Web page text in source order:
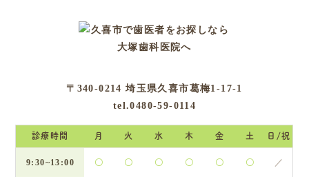
〒340-0214 埼玉県久喜市葛梅1-17-1
tel.0480-59-0114
診療時間 月 火 水 木 金 土 日/祝
9:30~13:00 〇 〇 〇 〇 〇 〇 ／